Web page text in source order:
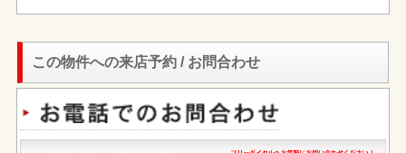
この物件への来店予約 / お問合わせ